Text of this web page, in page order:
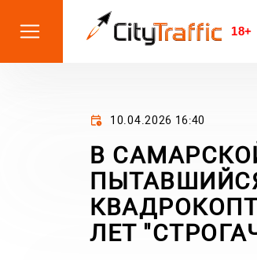
18+
10.04.2026 16:40
В
ЛЕТ